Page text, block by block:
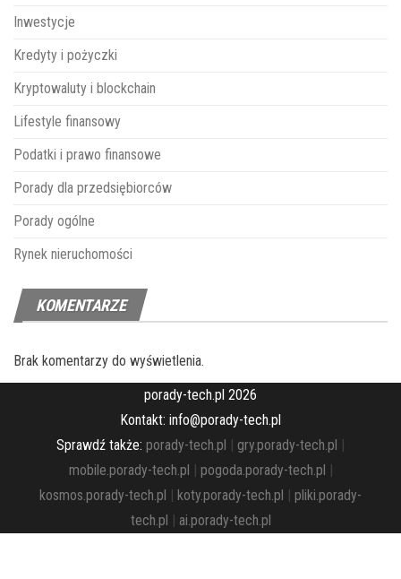
Inwestycje
Kredyty i pożyczki
Kryptowaluty i blockchain
Lifestyle finansowy
Podatki i prawo finansowe
Porady dla przedsiębiorców
Porady ogólne
Rynek nieruchomości
KOMENTARZE
Brak komentarzy do wyświetlenia.
porady-tech.pl 2026
Kontakt: info@porady-tech.pl
Sprawdź także: porady-tech.pl | gry.porady-tech.pl |
mobile.porady-tech.pl | pogoda.porady-tech.pl |
kosmos.porady-tech.pl | koty.porady-tech.pl | pliki.porady-
tech.pl | ai.porady-tech.pl